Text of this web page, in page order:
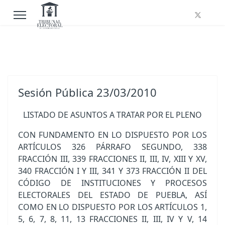
Sesión Pública 23/03/2010
LISTADO DE ASUNTOS A TRATAR POR EL PLENO
CON FUNDAMENTO EN LO DISPUESTO POR LOS
ARTÍCULOS 326 PÁRRAFO SEGUNDO, 338
FRACCIÓN III, 339 FRACCIONES II, III, IV, XIII Y XV,
340 FRACCIÓN I Y III, 341 Y 373 FRACCIÓN II DEL
CÓDIGO DE INSTITUCIONES Y PROCESOS
ELECTORALES DEL ESTADO DE PUEBLA, ASÍ
COMO EN LO DISPUESTO POR LOS ARTÍCULOS 1,
5, 6, 7, 8, 11, 13 FRACCIONES II, III, IV Y V, 14